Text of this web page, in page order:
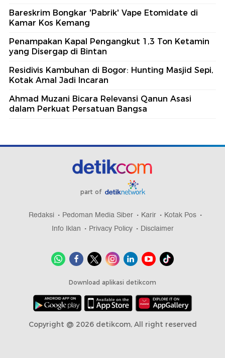
Bareskrim Bongkar 'Pabrik' Vape Etomidate di
Kamar Kos Kemang
Penampakan Kapal Pengangkut 1,3 Ton Ketamin
yang Disergap di Bintan
Residivis Kambuhan di Bogor: Hunting Masjid Sepi,
Kotak Amal Jadi Incaran
Ahmad Muzani Bicara Relevansi Qanun Asasi
dalam Perkuat Persatuan Bangsa
part of
Redaksi Pedoman Media Siber Karir
Kotak Pos
Info Iklan
Privacy Policy Disclaimer
Download aplikasi detikcom
Copyright @ 2026 detikcom, All right reserved